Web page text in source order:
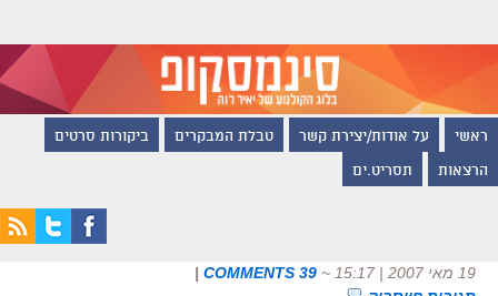
ראשי על אודות/יצירת קשר טבלת המבקרים ביקורות סרטים
הרצאות תסריט.ים
19 מאי 2007 | 15:17 ~
39 COMMENTS
|